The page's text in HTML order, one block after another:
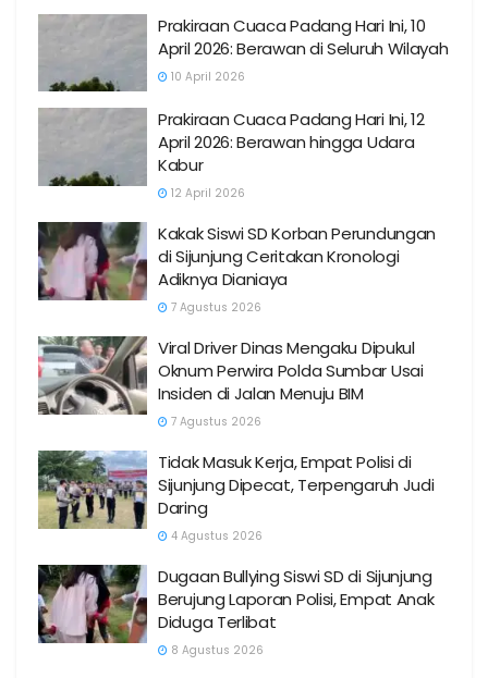
Prakiraan Cuaca Padang Hari Ini, 10
April 2026: Berawan di Seluruh Wilayah
10 April 2026
Prakiraan Cuaca Padang Hari Ini, 12
April 2026: Berawan hingga Udara
Kabur
12 April 2026
Kakak Siswi SD Korban Perundungan
di Sijunjung Ceritakan Kronologi
Adiknya Dianiaya
7 Agustus 2026
Viral Driver Dinas Mengaku Dipukul
Oknum Perwira Polda Sumbar Usai
Insiden di Jalan Menuju BIM
7 Agustus 2026
Tidak Masuk Kerja, Empat Polisi di
Sijunjung Dipecat, Terpengaruh Judi
Daring
4 Agustus 2026
Dugaan Bullying Siswi SD di Sijunjung
Berujung Laporan Polisi, Empat Anak
Diduga Terlibat
8 Agustus 2026